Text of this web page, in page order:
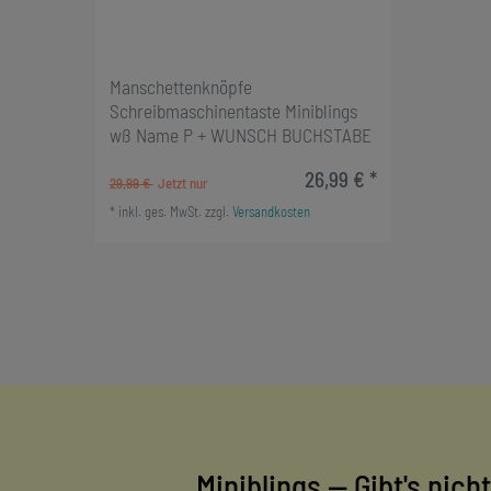
Manschettenknöpfe
Schreibmaschinentaste Miniblings
wß Name P + WUNSCH BUCHSTABE
29,99 € 26,99 € *
* inkl. ges. MwSt. zzgl. Versandkosten